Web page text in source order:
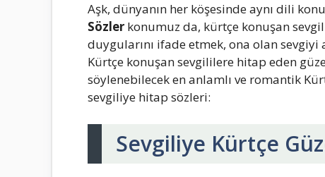
Aşk, dünyanın her köşesinde aynı dili
Sözler konumuz da, kürtçe konuşan
duygularını ifade etmek, ona olan
Kürtçe konuşan sevgililere hitap eden
söylenebilecek en anlamlı ve romantik
sevgiliye hitap sözleri:
Sevgiliye Kürtçe